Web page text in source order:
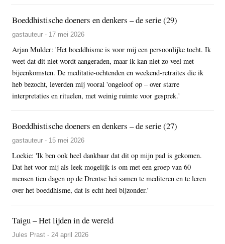
Boeddhistische doeners en denkers – de serie (29)
gastauteur - 17 mei 2026
Arjan Mulder: 'Het boeddhisme is voor mij een persoonlijke tocht. Ik
weet dat dit niet wordt aangeraden, maar ik kan niet zo veel met
bijeenkomsten. De meditatie-ochtenden en weekend-retraites die ik
heb bezocht, leverden mij vooral 'ongeloof op – over starre
interpretaties en rituelen, met weinig ruimte voor gesprek.'
Boeddhistische doeners en denkers – de serie (27)
gastauteur - 15 mei 2026
Loekie: 'Ik ben ook heel dankbaar dat dit op mijn pad is gekomen.
Dat het voor mij als leek mogelijk is om met een groep van 60
mensen tien dagen op de Drentse hei samen te mediteren en te leren
over het boeddhisme, dat is echt heel bijzonder.’
Taigu – Het lijden in de wereld
Jules Prast - 24 april 2026